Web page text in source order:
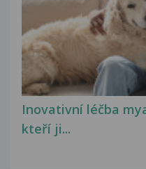
Inovativní léčba
kteří ji...